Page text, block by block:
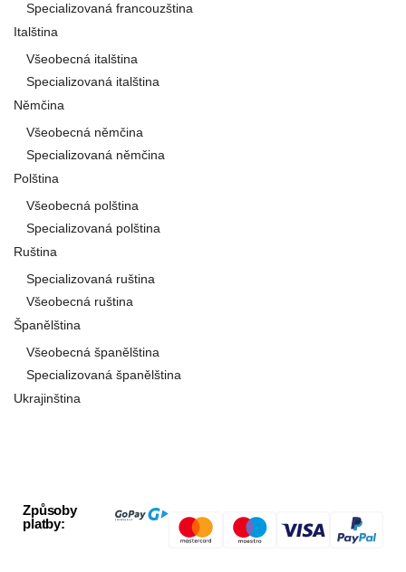
Specializovaná francouzština
Italština
Všeobecná italština
Specializovaná italština
Němčina
Všeobecná němčina
Specializovaná němčina
Polština
Všeobecná polština
Specializovaná polština
Ruština
Specializovaná ruština
Všeobecná ruština
Španělština
Všeobecná španělština
Specializovaná španělština
Ukrajinština
Způsoby
platby: